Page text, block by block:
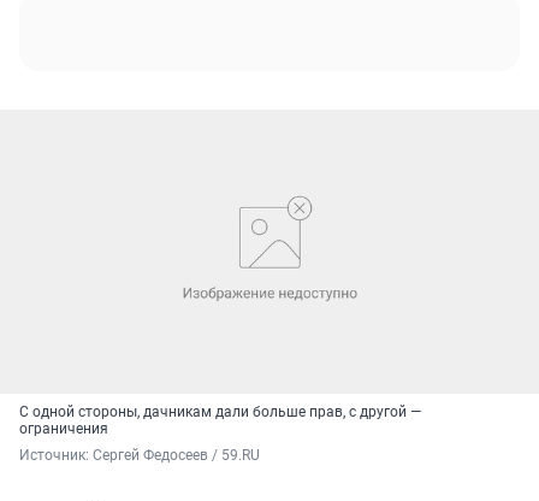
С одной стороны, дачникам дали больше прав, с другой —
ограничения
Источник: Сергей Федосеев / 59.RU